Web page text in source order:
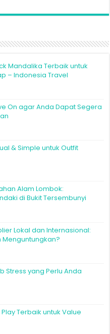
Mandalika Terbaik untuk
– Indonesia Travel
On agar Anda Dapat Segera
& Simple untuk Outfit
Alam Lombok:
di Bukit Tersembunyi
Lokal dan Internasional:
Menguntungkan?
Stress yang Perlu Anda
Terbaik untuk Value